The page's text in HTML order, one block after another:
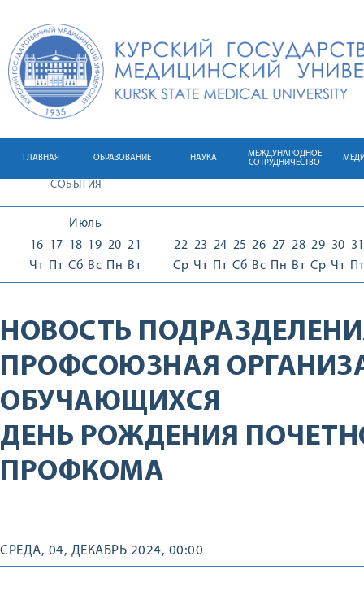
ГЛАВНАЯ ОБРАЗОВАНИЕ НАУКА
МЕЖДУНАРОДНОЕ
СОТРУДНИЧЕСТВО
СОБЫТИЯ
Июль
16
Чт
17
Пт
18
Сб
19
Вс
20
Пн
21
Вт
22
Ср
23
Чт
24
Пт
25
Сб
26
Вс
27
Пн
28
Вт
29
Ср
30
Чт
31
Пт
НОВОСТЬ
ПРОФСОЮЗНАЯ
ОБУЧАЮЩИХСЯ
ДЕНЬ РОЖДЕНИЯ
ПРОФКОМА
СРЕДА, 04, ДЕКАБРЬ 2024, 00:00